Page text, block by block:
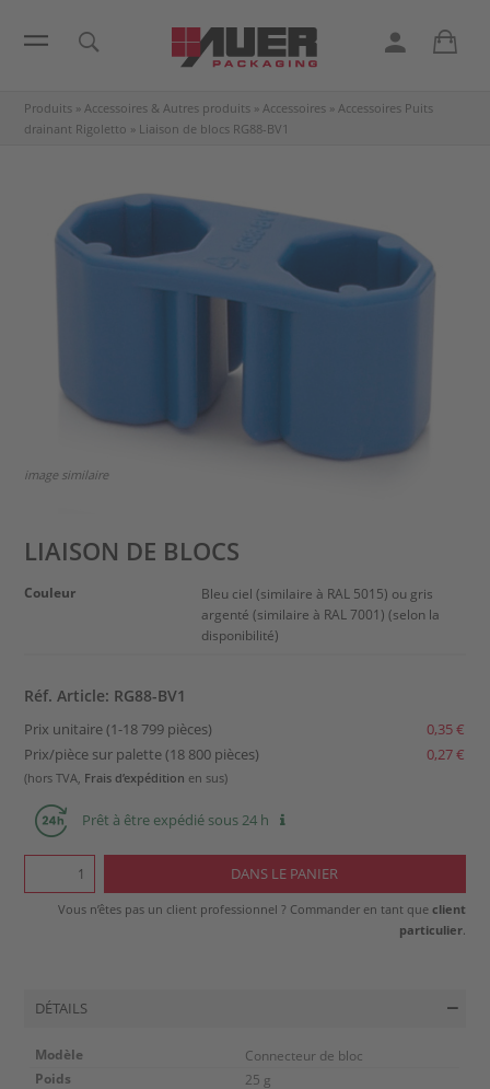
Produits » Accessoires & Autres produits » Accessoires » Accessoires Puits
drainant Rigoletto » Liaison de blocs RG88-BV1
image similaire
LIAISON DE BLOCS
Couleur
Bleu ciel (similaire à RAL 5015) ou gris
argenté (similaire à RAL 7001) (selon la
disponibilité)
Réf. Article: RG88-BV1
Prix unitaire (1-18 799 pièces)
0,35 €
Prix/pièce sur palette (18 800 pièces)
0,27 €
(hors TVA, Frais d’expédition en sus)
Prêt à être expédié sous 24 h
Vous n’êtes pas un client professionnel ? Commander en tant que client
particulier.
DÉTAILS
Modèle Connecteur de bloc
Poids 25 g